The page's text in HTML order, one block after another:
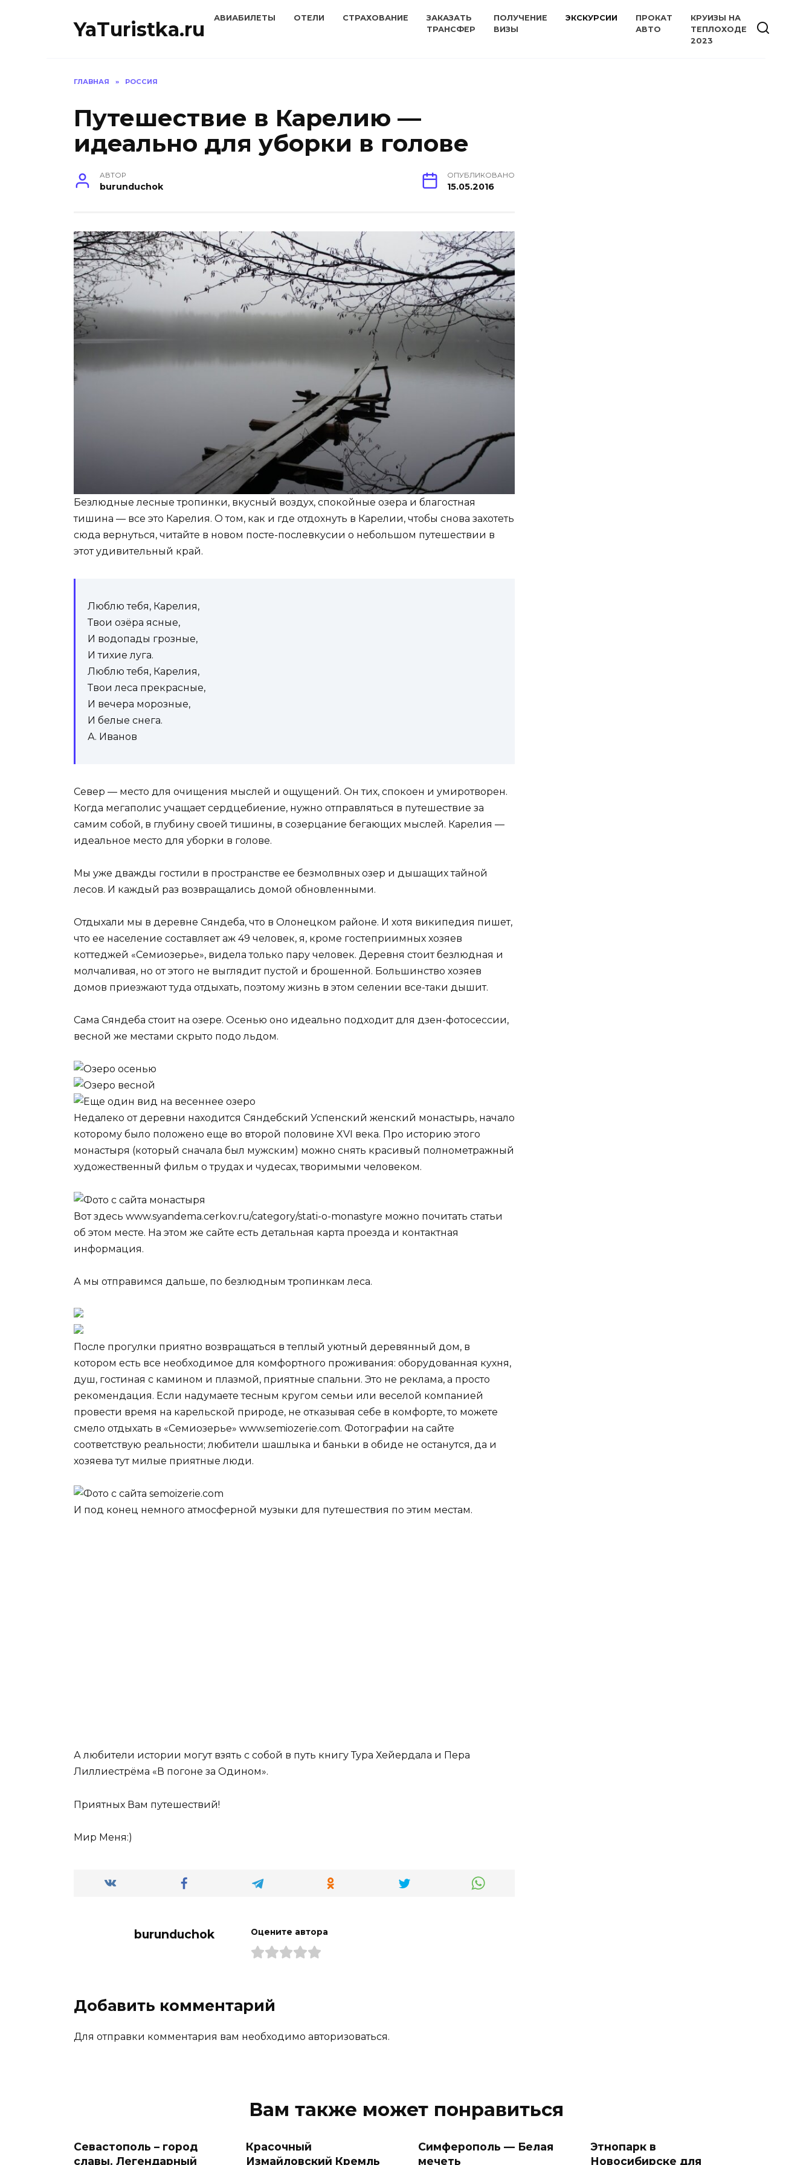
YaTuristka.ru АВИАБИЛЕТЫ ОТЕЛИ СТРАХОВАНИЕ
ЗАКАЗАТЬ
ТРАНСФЕР
ПОЛУЧЕНИЕ
ВИЗЫ
ЭКСКУРСИИ
ПРОКАТ
АВТО
КРУИЗЫ НА
ТЕПЛОХОДЕ
2023
ГЛАВНАЯ » РОССИЯ
Путешествие в Карелию —
идеально для уборки в голове
АВТОР
burunduchok
ОПУБЛИКОВАНО
15.05.2016
Безлюдные лесные тропинки, вкусный воздух, спокойные озера и благостная
тишина — все это Карелия. О том, как и где отдохнуть в Карелии, чтобы снова захотеть
сюда вернуться, читайте в новом посте-послевкусии о небольшом путешествии в
этот удивительный край.
Люблю тебя, Карелия,
Твои озёра ясные,
И водопады грозные,
И тихие луга.
Люблю тебя, Карелия,
Твои леса прекрасные,
И вечера морозные,
И белые снега.
А. Иванов
Север — место для очищения мыслей и ощущений. Он тих, спокоен и умиротворен.
Когда мегаполис учащает сердцебиение, нужно отправляться в путешествие за
самим собой, в глубину своей тишины, в созерцание бегающих мыслей. Карелия —
идеальное место для уборки в голове.
Мы уже дважды гостили в пространстве ее безмолвных озер и дышащих тайной
лесов. И каждый раз возвращались домой обновленными.
Отдыхали мы в деревне Сяндеба, что в Олонецком районе. И хотя википедия пишет,
что ее население составляет аж 49 человек, я, кроме гостеприимных хозяев
коттеджей «Семиозерье», видела только пару человек. Деревня стоит безлюдная и
молчаливая, но от этого не выглядит пустой и брошенной. Большинство хозяев
домов приезжают туда отдыхать, поэтому жизнь в этом селении все-таки дышит.
Сама Сяндеба стоит на озере. Осенью оно идеально подходит для дзен-фотосессии,
весной же местами скрыто подо льдом.
Недалеко от деревни находится Сяндебский Успенский женский монастырь, начало
которому было положено еще во второй половине XVI века. Про историю этого
монастыря (который сначала был мужским) можно снять красивый полнометражный
художественный фильм о трудах и чудесах, творимыми человеком.
Вот здесь www.syandema.cerkov.ru/category/stati-o-monastyre можно почитать статьи
об этом месте. На этом же сайте есть детальная карта проезда и контактная
информация.
А мы отправимся дальше, по безлюдным тропинкам леса.
После прогулки приятно возвращаться в теплый уютный деревянный дом, в
котором есть все необходимое для комфортного проживания: оборудованная кухня,
душ, гостиная с камином и плазмой, приятные спальни. Это не реклама, а просто
рекомендация. Если надумаете тесным кругом семьи или веселой компанией
провести время на карельской природе, не отказывая себе в комфорте, то можете
смело отдыхать в «Семиозерье» www.semiozerie.com. Фотографии на сайте
соответствую реальности; любители шашлыка и баньки в обиде не останутся, да и
хозяева тут милые приятные люди.
И под конец немного атмосферной музыки для путешествия по этим местам.
А любители истории могут взять с собой в путь книгу Тура Хейердала и Пера
Лиллиестрёма «В погоне за Одином».
Приятных Вам путешествий!
Мир Меня:)
burunduchok Оцените автора
Добавить комментарий
Для отправки комментария вам необходимо авторизоваться.
Вам также может понравиться
Севастополь – город
славы. Легендарный
Красочный
Измайловский Кремль
Симферополь — Белая
мечеть
Этнопарк в
Новосибирске для